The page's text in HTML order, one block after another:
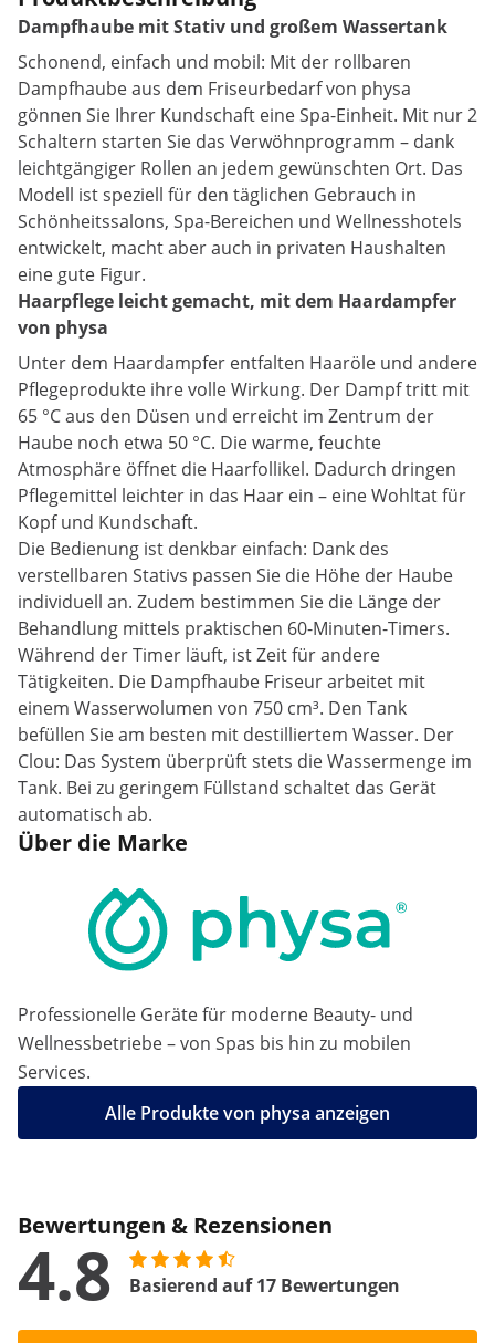
Dampfhaube mit Stativ und großem Wassertank
Schonend, einfach und mobil: Mit der rollbaren
Dampfhaube aus dem Friseurbedarf von physa
gönnen Sie Ihrer Kundschaft eine Spa-Einheit. Mit nur 2
Schaltern starten Sie das Verwöhnprogramm – dank
leichtgängiger Rollen an jedem gewünschten Ort. Das
Modell ist speziell für den täglichen Gebrauch in
Schönheitssalons, Spa-Bereichen und Wellnesshotels
entwickelt, macht aber auch in privaten Haushalten
eine gute Figur.
Haarpflege leicht gemacht, mit dem Haardampfer
von physa
Unter dem Haardampfer entfalten Haaröle und andere
Pflegeprodukte ihre volle Wirkung. Der Dampf tritt mit
65 °C aus den Düsen und erreicht im Zentrum der
Haube noch etwa 50 °C. Die warme, feuchte
Atmosphäre öffnet die Haarfollikel. Dadurch dringen
Pflegemittel leichter in das Haar ein – eine Wohltat für
Kopf und Kundschaft.
Die Bedienung ist denkbar einfach: Dank des
verstellbaren Stativs passen Sie die Höhe der Haube
individuell an. Zudem bestimmen Sie die Länge der
Behandlung mittels praktischen 60-Minuten-Timers.
Während der Timer läuft, ist Zeit für andere
Tätigkeiten. Die Dampfhaube Friseur arbeitet mit
einem Wasserwolumen von 750 cm³. Den Tank
befüllen Sie am besten mit destilliertem Wasser. Der
Clou: Das System überprüft stets die Wassermenge im
Tank. Bei zu geringem Füllstand schaltet das Gerät
automatisch ab.
Über die Marke
Professionelle Geräte für moderne Beauty- und
Wellnessbetriebe – von Spas bis hin zu mobilen
Services.
Alle Produkte von physa anzeigen
Bewertungen & Rezensionen
4.8 Basierend auf 17 Bewertungen